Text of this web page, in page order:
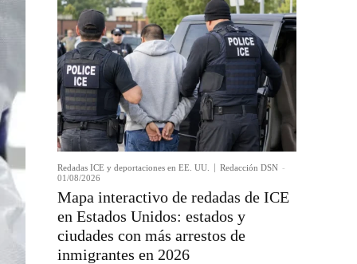
Redadas ICE y deportaciones en EE. UU. Redacción DSN -
01/08/2026
Mapa interactivo de redadas de ICE
en Estados Unidos: estados y
ciudades con más arrestos de
inmigrantes en 2026